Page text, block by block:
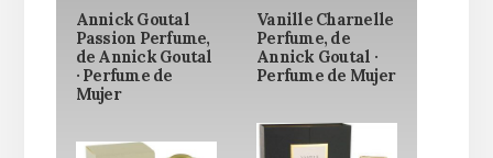
Annick Goutal
Passion Perfume,
de Annick Goutal
· Perfume de
Mujer
Vanille Charnelle
Perfume, de
Annick Goutal ·
Perfume de Mujer